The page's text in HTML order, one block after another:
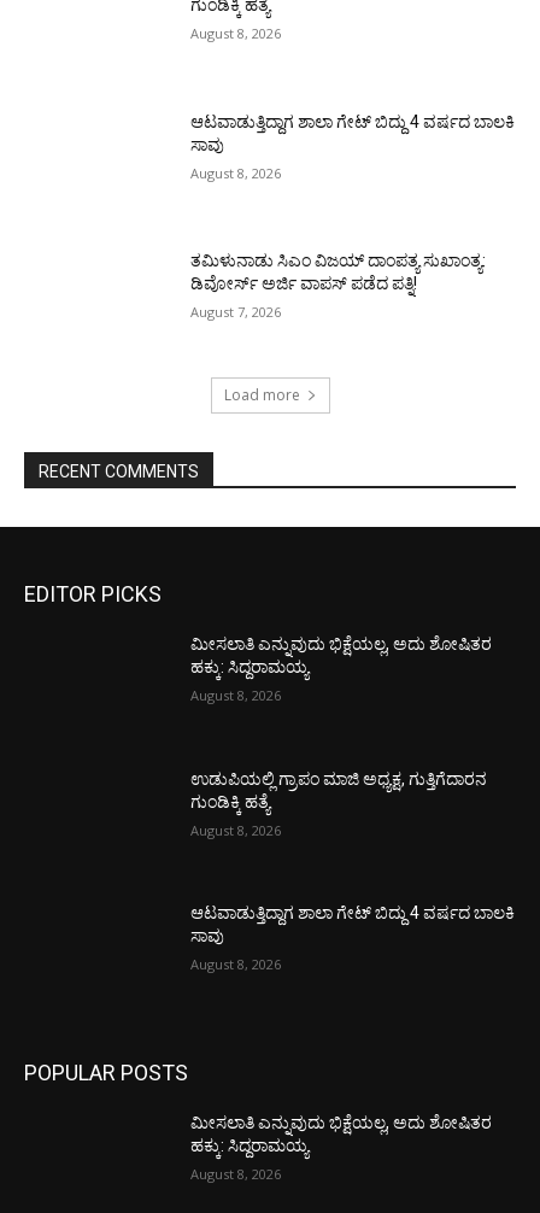
ಗುಂಡಿಕ್ಕಿ ಹತ್ಯೆ
August 8, 2026
ಆಟವಾಡುತ್ತಿದ್ದಾಗ ಶಾಲಾ ಗೇಟ್‌ ಬಿದ್ದು 4 ವರ್ಷದ ಬಾಲಕಿ
ಸಾವು
August 8, 2026
ತಮಿಳುನಾಡು ಸಿಎಂ ವಿಜಯ್‌ ದಾಂಪತ್ಯ ಸುಖಾಂತ್ಯ:
ಡಿವೋರ್ಸ್‌ ಅರ್ಜಿ ವಾಪಸ್‌ ಪಡೆದ ಪತ್ನಿ!
August 7, 2026
Load more
RECENT COMMENTS
EDITOR PICKS
ಮೀಸಲಾತಿ ಎನ್ನುವುದು ಭಿಕ್ಷೆಯಲ್ಲ, ಅದು ಶೋಷಿತರ
ಹಕ್ಕು: ಸಿದ್ದರಾಮಯ್ಯ
August 8, 2026
ಉಡುಪಿಯಲ್ಲಿ ಗ್ರಾಪಂ ಮಾಜಿ ಅಧ್ಯಕ್ಷ, ಗುತ್ತಿಗೆದಾರನ
ಗುಂಡಿಕ್ಕಿ ಹತ್ಯೆ
August 8, 2026
ಆಟವಾಡುತ್ತಿದ್ದಾಗ ಶಾಲಾ ಗೇಟ್‌ ಬಿದ್ದು 4 ವರ್ಷದ ಬಾಲಕಿ
ಸಾವು
August 8, 2026
POPULAR POSTS
ಮೀಸಲಾತಿ ಎನ್ನುವುದು ಭಿಕ್ಷೆಯಲ್ಲ, ಅದು ಶೋಷಿತರ
ಹಕ್ಕು: ಸಿದ್ದರಾಮಯ್ಯ
August 8, 2026